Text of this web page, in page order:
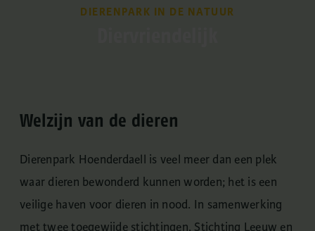
DIERENPARK IN DE NATUUR
Welzijn van de dieren
Dierenpark Hoenderdaell is veel meer dan een plek
waar dieren bewonderd kunnen worden; het is een
veilige haven voor dieren in nood. In samenwerking
met twee toegewijde stichtingen, Stichting Leeuw en